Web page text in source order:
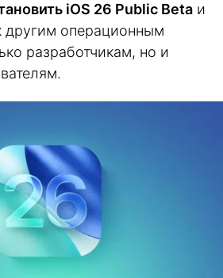
iOS 26 Public Beta и
другим операционным
разработчикам, но и